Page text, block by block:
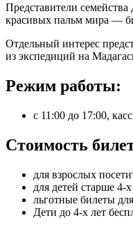
Представители
красивых пальм мира —
Отдельный интерес
из экспедиций на
Режим работы:
с 11:00 до 17:00,
Стоимость
для взрослых
для детей старше 4-
льготные билеты
Дети до 4-х лет